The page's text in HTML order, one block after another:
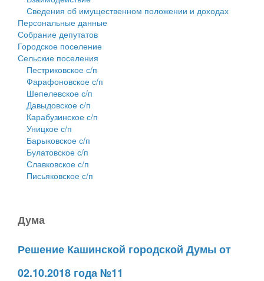
Сведения об имущественном положении и доходах
Персональные данные
Собрание депутатов
Городское поселение
Сельские поселения
Пестриковское с/п
Фарафоновское с/п
Шепелевское с/п
Давыдовское с/п
Карабузинское с/п
Уницкое с/п
Барыковское с/п
Булатовское с/п
Славковское с/п
Письяковское с/п
Дума
Решение Кашинской городской Думы от
02.10.2018 года №11